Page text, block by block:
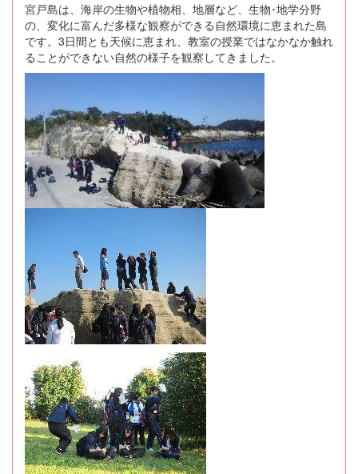
宮戸島は、海岸の生物や植物相、地層など、生物･地学分野
の、変化に富んだ多様な観察ができる自然環境に恵まれた島
です。3日間とも天候に恵まれ、教室の授業ではなかなか触れ
ることができない自然の様子を観察してきました。